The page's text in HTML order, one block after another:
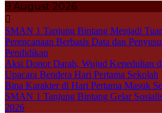
9 August 2026
SMAN 1 Tanjung Bintang Menjadi
Perencanaan Berbasis Data dan
Pendidikan
Aksi Donor Darah, Wujud Kepedulian
Upacara Bendera Hari Pertama Sekolah
Bina Karakter di Hari Pertama Masuk
SMAN 1 Tanjung Bintang Gelar
2026